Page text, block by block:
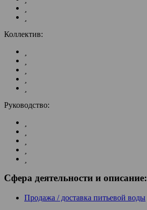
Коллектив:
Руководство:
Сфера деятельности и описание:
Продажа / доставка питьевой воды